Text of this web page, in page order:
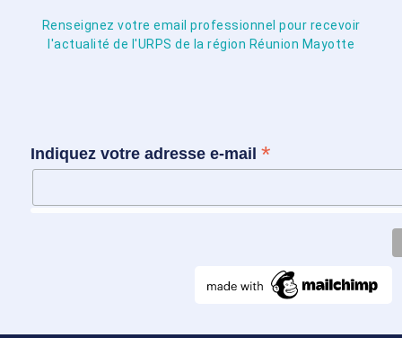
Renseignez votre email professionnel pour recevoir
l'actualité de l'URPS de la région Réunion Mayotte
Indiquez votre adresse e-mail *